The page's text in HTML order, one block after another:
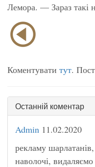
Лемора. — Зараз такі
Коментувати тут.
Останній коментар
Admin 11.02.2020
рекламу
наволочі, видаляємо